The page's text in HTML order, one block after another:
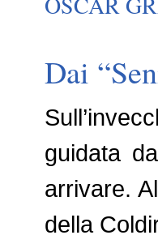
Dai
guidata
arrivare.
della